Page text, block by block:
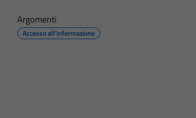
Argomenti
Accesso all'informazione